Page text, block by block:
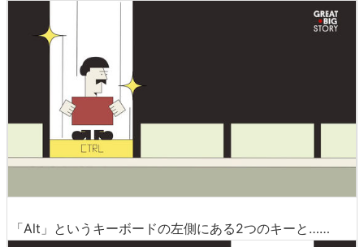
「Alt」というキーボードの左側にある2つのキーと……